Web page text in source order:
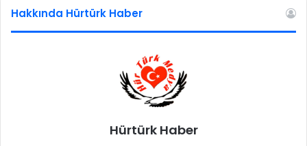
Hakkında Hürtürk Haber
Hürtürk Haber